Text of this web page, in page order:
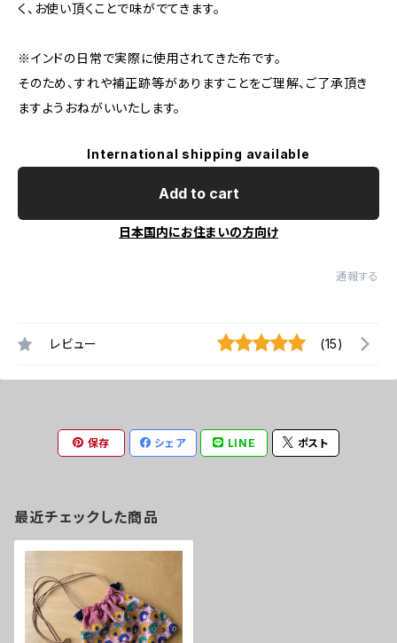
く、お使い頂くことで味がでてきます。
※インドの日常で実際に使用されてきた布です。
そのため、すれや補正跡等がありますことをご理解、ご了承頂き
ますようおねがいいたします。
International shipping available
Add to cart
日本国内にお住まいの方向け
通報する
レビュー (15)
保存 シェア LINE ポスト
最近チェックした商品